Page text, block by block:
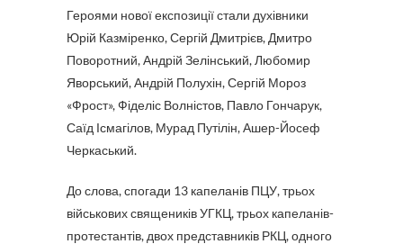
Героями нової експозиції стали духівники
Юрій Казміренко, Сергій Дмитрієв, Дмитро
Поворотний, Андрій Зелінський, Любомир
Яворський, Андрій Полухін, Сергій Мороз
«Фрост», Фіделіс Волністов, Павло Гончарук,
Саїд Ісмагілов, Мурад Путілін, Ашер-Йосеф
Черкаський.
До слова, спогади 13 капеланів ПЦУ, трьох
військових священиків УГКЦ, трьох капеланів-
протестантів, двох представників РКЦ, одного